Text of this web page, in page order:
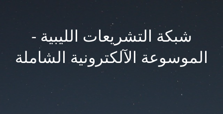
شبكة التشريعات الليبية -
الموسوعة الآلكترونية الشاملة